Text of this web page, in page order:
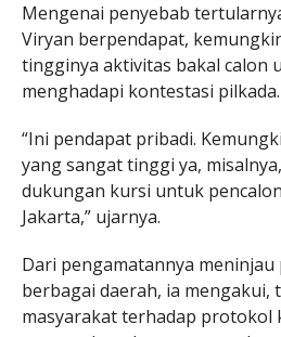
Mengenai penyebab
Viryan berpendapat,
tingginya aktivitas bakal calon
menghadapi kontestasi pilkada.
“Ini pendapat pribadi.
yang sangat tinggi ya,
dukungan kursi untuk
Jakarta,” ujarnya.
Dari pengamatannya meninjau
berbagai daerah, ia
masyarakat terhadap protokol